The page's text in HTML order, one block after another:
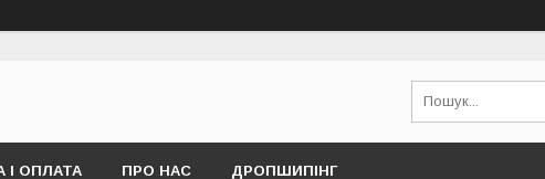
І ОПЛАТА ПРО НАС ДРОПШИПІНГ